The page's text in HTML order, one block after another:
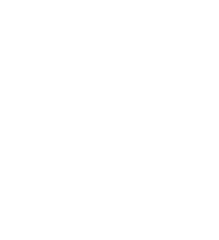
Dati